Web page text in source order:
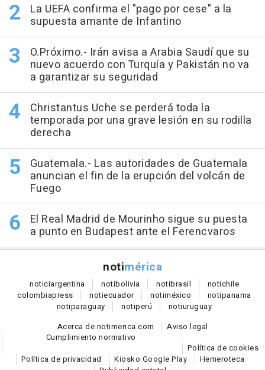
La UEFA confirma el "pago por cese" a la
supuesta amante de Infantino
O.Próximo.- Irán avisa a Arabia Saudí que su
nuevo acuerdo con Turquía y Pakistán no va
a garantizar su seguridad
Christantus Uche se perderá toda la
temporada por una grave lesión en su rodilla
derecha
Guatemala.- Las autoridades de Guatemala
anuncian el fin de la erupción del volcán de
Fuego
El Real Madrid de Mourinho sigue su puesta
a punto en Budapest ante el Ferencvaros
notimérica
noticiargentina notibolivia notibrasil notichile
colombiapress notiecuador notiméxico notipanama
notiparaguay notiperú notiuruguay
Acerca de notimerica.com
Aviso legal
Cumplimiento normativo
Política de cookies
Política de privacidad
Kiosko Google Play
Hemeroteca